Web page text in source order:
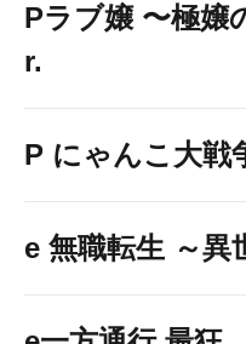
Pラブ嬢 〜極嬢
r.
P にゃんこ大戦
e 無職転生 ～異